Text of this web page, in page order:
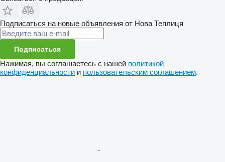
Подписаться на новые объявления от Нова Теплиця
Подписаться
Нажимая, вы соглашаетесь с нашей политикой
конфиденциальности и пользовательским соглашением.